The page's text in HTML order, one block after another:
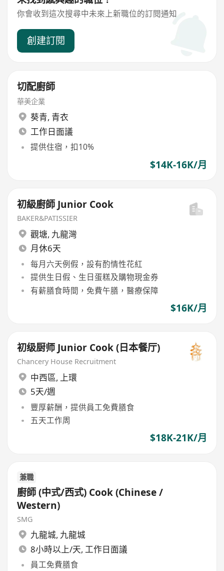
你會收到這次搜尋中未來上新職位的訂閱通知
創建訂閱
切配廚師
華美企業
葵青, 青衣
工作日面議
提供住宿，扣10%
$14K-16K/月
初級廚師 Junior Cook
BAKER&PATISSIER
觀塘, 九龍灣
月休6天
每月六天例假，設有酌情性花紅
提供生日假、生日蛋糕及購物現金券
有薪膳食時間，免費午膳，醫療保障
$16K/月
初级厨师 Junior Cook (日本餐厅)
Chancery House Recruitment
中西區, 上環
5天/週
豐厚薪酬，提供員工免費膳食
五天工作周
$18K-21K/月
兼職
廚師 (中式/西式) Cook (Chinese /
Western)
SMG
九龍城, 九龍城
8小時以上/天, 工作日面議
員工免費膳食